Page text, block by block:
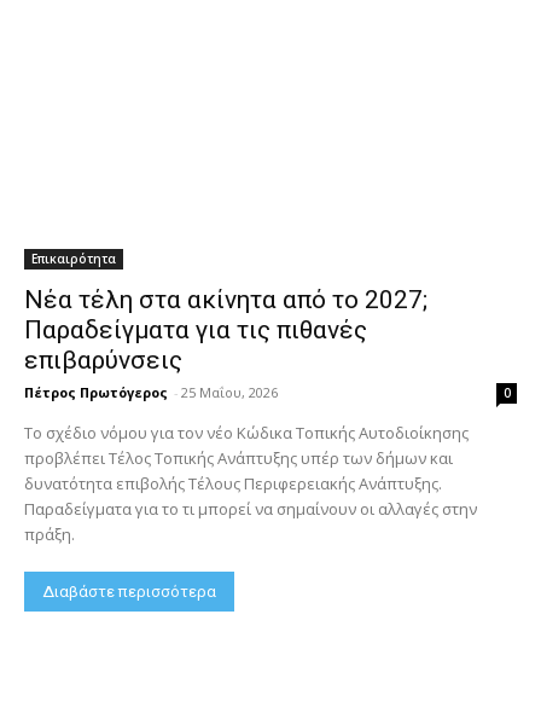
Επικαιρότητα
Νέα τέλη στα ακίνητα από το 2027;
Παραδείγματα για τις πιθανές
επιβαρύνσεις
Πέτρος Πρωτόγερος - 25 Μαΐου, 2026 0
Το σχέδιο νόμου για τον νέο Κώδικα Τοπικής Αυτοδιοίκησης
προβλέπει Τέλος Τοπικής Ανάπτυξης υπέρ των δήμων και
δυνατότητα επιβολής Τέλους Περιφερειακής Ανάπτυξης.
Παραδείγματα για το τι μπορεί να σημαίνουν οι αλλαγές στην
πράξη.
Διαβάστε περισσότερα